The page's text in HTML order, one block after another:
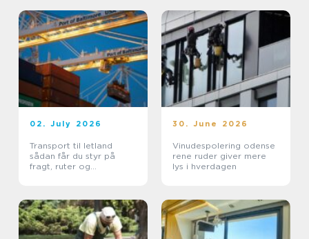
02. July 2026
Transport til letland
sådan får du styr på
fragt, ruter og
30. June 2026
Vinudespolering odense
rene ruder giver mere
lys i hverdagen